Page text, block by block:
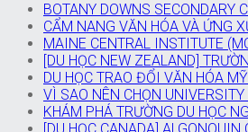
BOTANY DOWNS SECONDARY
CẨM NANG VĂN HÓA VÀ ỨNG
MAINE CENTRAL INSTITUTE
[DU HỌC NEW ZEALAND]
DU HỌC TRAO ĐỔI VĂN HÓA
VÌ SAO NÊN CHỌN
KHÁM PHÁ TRƯỜNG DU HỌC